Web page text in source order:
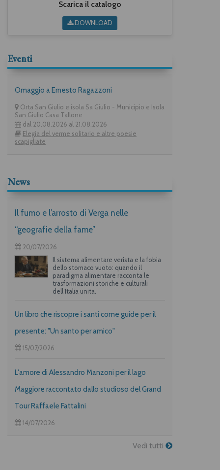
Scarica il catalogo
DOWNLOAD
Eventi
Omaggio a Ernesto Ragazzoni
Orta San Giulio e isola Sa Giulio - Municipio e Isola
San Giulio Casa Tallone
dal 20.08.2026 al 21.08.2026
Elegia del verme solitario e altre poesie
scapigliate
News
Il fumo e l’arrosto di Verga nelle
“geografie della fame”
20/07/2026
Il sistema alimentare verista e la fobia
dello stomaco vuoto: quando il
paradigma alimentare racconta le
trasformazioni storiche e culturali
dell’Italia unita.
Un libro che riscopre i santi come guide per il
presente: "Un santo per amico"
15/07/2026
L'amore di Alessandro Manzoni per il lago
Maggiore raccontato dallo studioso del Grand
Tour Raffaele Fattalini
14/07/2026
Vedi tutti